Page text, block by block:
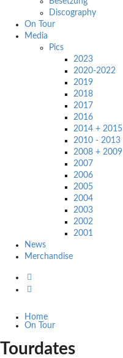
Discography
On Tour
Media
Pics
2023
2020-2022
2019
2018
2017
2016
2014 + 2015
2010 - 2013
2008 + 2009
2007
2006
2005
2004
2003
2002
2001
News
Merchandise
Home
On Tour
Tourdates